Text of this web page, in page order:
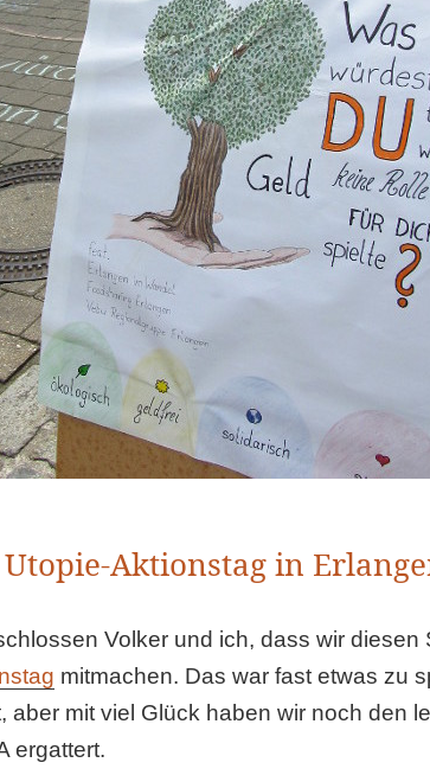
Aktionstag in
Volker und ich, dass wir diesen
mitmachen. Das war fast etwas zu
aber mit viel Glück haben wir noch den
ergattert.